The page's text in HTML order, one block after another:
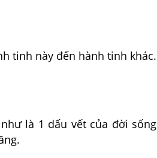
tinh này đến hành tinh khác.
là 1 dấu vết của đời sống